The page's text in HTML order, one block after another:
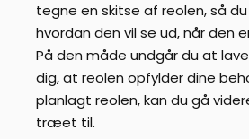
tegne en skitse af reolen, så du
hvordan den vil se ud, når den
På den måde undgår du at
dig, at reolen opfylder dine
planlagt reolen, kan du gå
træet til.